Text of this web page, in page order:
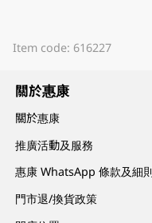
Item code: 616227
關於惠康
關於惠康
推廣活動及服務
惠康 WhatsApp 條款及細
門市退/換貨政策